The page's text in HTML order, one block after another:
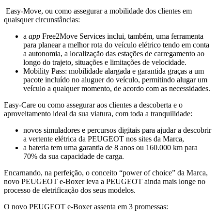
Easy-Move, ou como assegurar a mobilidade dos clientes em
quaisquer circunstâncias:
a app Free2Move Services inclui, também, uma ferramenta
para planear a melhor rota do veículo elétrico tendo em conta
a autonomia, a localização das estações de carregamento ao
longo do trajeto, situações e limitações de velocidade.
Mobility Pass: mobilidade alargada e garantida graças a um
pacote incluído no aluguer do veículo, permitindo alugar um
veículo a qualquer momento, de acordo com as necessidades.
Easy-Care ou como assegurar aos clientes a descoberta e o
aproveitamento ideal da sua viatura, com toda a tranquilidade:
novos simuladores e percursos digitais para ajudar a descobrir
a vertente elétrica da PEUGEOT nos sites da Marca,
a bateria tem uma garantia de 8 anos ou 160.000 km para
70% da sua capacidade de carga.
Encarnando, na perfeição, o conceito “power of choice” da Marca,
novo PEUGEOT e-Boxer leva a PEUGEOT ainda mais longe no
processo de eletrificação dos seus modelos.
O novo PEUGEOT e-Boxer assenta em 3 promessas: